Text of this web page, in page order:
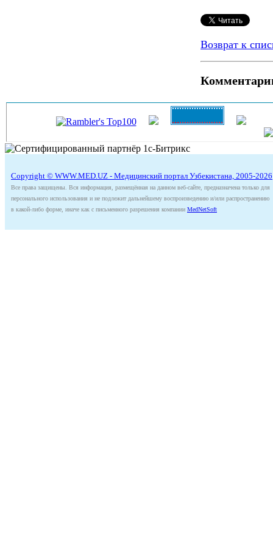
Возврат к
Copyright © WWW.MED.UZ - Медицинский портал Узбекистана, 2005-2026
Все права защищены. Вся информация, размещённая на данном веб-сайте, предназначена только для
персонального использования и не подлежит дальнейшему воспроизведению и/или распространению
в какой-либо форме, иначе как с письменного разрешения компании MedNetSoft